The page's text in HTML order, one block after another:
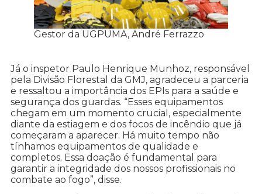
Gestor da UGPUMA, André Ferrazzo
Já o inspetor Paulo Henrique Munhoz, responsável
pela Divisão Florestal da GMJ, agradeceu a parceria
e ressaltou a importância dos EPIs para a saúde e
segurança dos guardas. “Esses equipamentos
chegam em um momento crucial, especialmente
diante da estiagem e dos focos de incêndio que já
começaram a aparecer. Há muito tempo não
tínhamos equipamentos de qualidade e
completos. Essa doação é fundamental para
garantir a integridade dos nossos profissionais no
combate ao fogo”, disse.